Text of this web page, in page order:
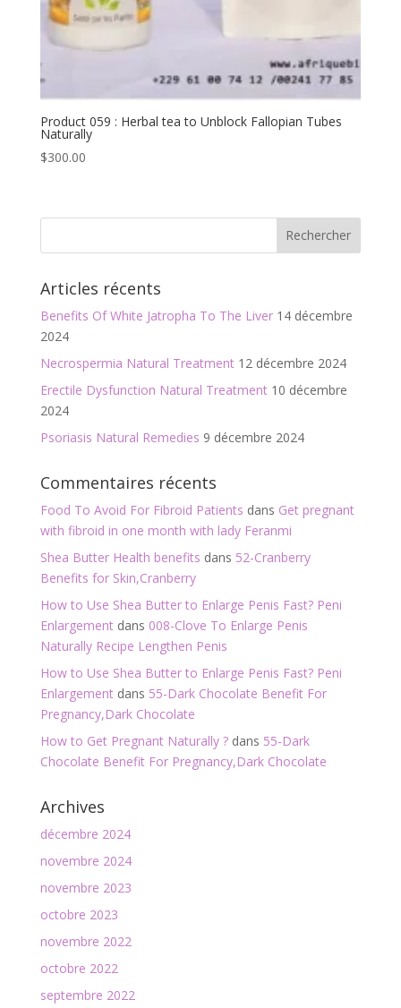
Product 059 : Herbal tea to Unblock Fallopian Tubes
Naturally
$300.00
Articles récents
Benefits Of White Jatropha To The Liver 14 décembre
2024
Necrospermia Natural Treatment 12 décembre 2024
Erectile Dysfunction Natural Treatment 10 décembre
2024
Psoriasis Natural Remedies 9 décembre 2024
Commentaires récents
Food To Avoid For Fibroid Patients dans Get pregnant
with fibroid in one month with lady Feranmi
Shea Butter Health benefits dans 52-Cranberry
Benefits for Skin,Cranberry
How to Use Shea Butter to Enlarge Penis Fast? Peni
Enlargementdans 008-Clove To Enlarge Penis
Naturally Recipe Lengthen Penis
How to Use Shea Butter to Enlarge Penis Fast? Peni
Enlargementdans 55-Dark Chocolate Benefit For
Pregnancy,Dark Chocolate
How to Get Pregnant Naturally ?dans 55-Dark
Chocolate Benefit For Pregnancy,Dark Chocolate
Archives
décembre 2024
novembre 2024
novembre 2023
octobre 2023
novembre 2022
octobre 2022
septembre 2022